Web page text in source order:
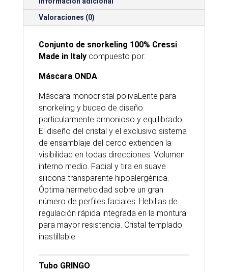
Valoraciones (0)
Conjunto de snorkeling 100% Cressi
Made in Italycompuesto por:
Máscara ONDA
Máscara monocristal polivaLente para
snorkeling y buceo de diseño
particularmente armonioso y equilibrado.
El diseño del cristal y el exclusivo sistema
de ensamblaje del cerco extienden la
visibilidad en todas direcciones. Volumen
interno medio. Facial y tira en suave
silicona transparente hipoalergénica.
Óptima hermeticidad sobre un gran
número de perfiles faciales. Hebillas de
regulación rápida integrada en la montura
para mayor resistencia. Cristal templado
inastillable.
Tubo GRINGO